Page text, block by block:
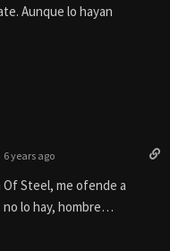
Aunque lo hayan
6 years ago
Of Steel, me ofende a
no lo hay, hombre…